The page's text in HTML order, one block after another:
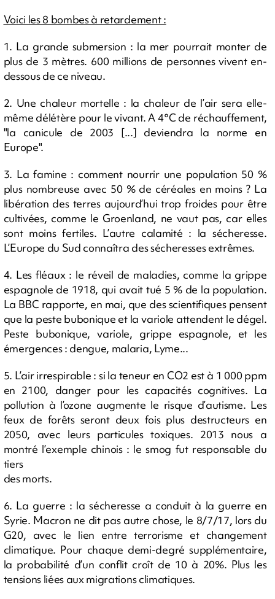
Voici les 8 bombes à retardement :
1. La grande submersion : la mer pourrait monter de
plus de 3 mètres. 600 millions de personnes vivent en-
dessous de ce niveau.
2. Une chaleur mortelle : la chaleur de l’air sera elle-
même délétère pour le vivant. A 4°C de réchauffement,
"la canicule de 2003 [...] deviendra la norme en
Europe".
3. La famine : comment nourrir une population 50 %
plus nombreuse avec 50 % de céréales en moins ? La
libération des terres aujourd’hui trop froides pour être
cultivées, comme le Groenland, ne vaut pas, car elles
sont moins fertiles. L’autre calamité : la sécheresse.
L’Europe du Sud connaîtra des sécheresses extrêmes.
4. Les fléaux : le réveil de maladies, comme la grippe
espagnole de 1918, qui avait tué 5 % de la population.
La BBC rapporte, en mai, que des scientifiques pensent
que la peste bubonique et la variole attendent le dégel.
Peste bubonique, variole, grippe espagnole, et les
émergences : dengue, malaria, Lyme...
5. L’air irrespirable : si la teneur en CO2 est à 1 000 ppm
en 2100, danger pour les capacités cognitives. La
pollution à l’ozone augmente le risque d’autisme. Les
feux de forêts seront deux fois plus destructeurs en
2050, avec leurs particules toxiques. 2013 nous a
montré l’exemple chinois : le smog fut responsable du
tiers
des morts.
6. La guerre : la sécheresse a conduit à la guerre en
Syrie. Macron ne dit pas autre chose, le 8/7/17, lors du
G20, avec le lien entre terrorisme et changement
climatique. Pour chaque demi-degré supplémentaire,
la probabilité d’un conflit croît de 10 à 20%. Plus les
tensions liées aux migrations climatiques.